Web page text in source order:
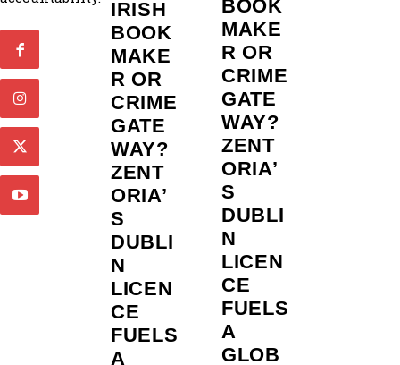
IRISH
BOOK
MAKE
R OR
CRIME
GATE
WAY?
ZENT
ORIA’
S
DUBLI
N
LICEN
CE
FUELS
A
BOOK
MAKE
R OR
CRIME
GATE
WAY?
ZENT
ORIA’
S
DUBLI
N
LICEN
CE
FUELS
A
GLOB